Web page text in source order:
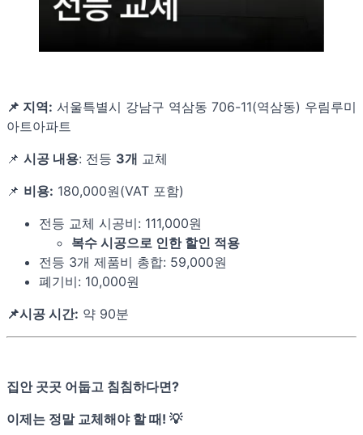
📌 지역: 서울특별시 강남구 역삼동 706-11(역삼동) 우림루미
아트아파트
📌 시공 내용: 전등 3개 교체
📌 비용: 180,000원(VAT 포함)
전등 교체 시공비: 111,000원
복수 시공으로 인한 할인 적용
전등 3개 제품비 총합: 59,000원
폐기비: 10,000원
📌시공 시간: 약 90분
집안 곳곳 어둡고 침침하다면?
이제는 정말 교체해야 할 때! 💡